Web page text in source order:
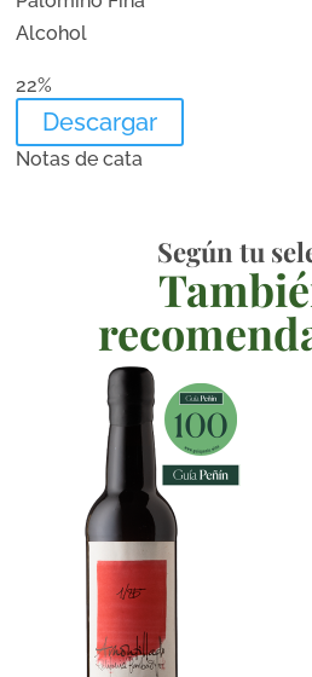
Alcohol
22%
Descargar
Notas de cata
Según tu